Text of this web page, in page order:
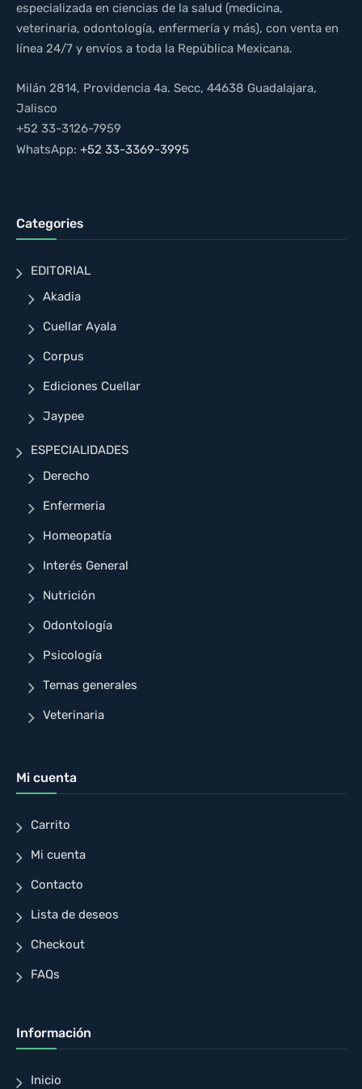
especializada en ciencias de la salud (medicina,
veterinaria, odontología, enfermería y más), con venta en
línea 24/7 y envíos a toda la República Mexicana.
Milán 2814, Providencia 4a. Secc, 44638 Guadalajara,
Jalisco
+52 33-3126-7959
WhatsApp: +52 33-3369-3995
Categories
EDITORIAL
Akadia
Cuellar Ayala
Corpus
Ediciones Cuellar
Jaypee
ESPECIALIDADES
Derecho
Enfermeria
Homeopatía
Interés General
Nutrición
Odontología
Psicología
Temas generales
Veterinaria
Mi cuenta
Carrito
Mi cuenta
Contacto
Lista de deseos
Checkout
FAQs
Información
Inicio